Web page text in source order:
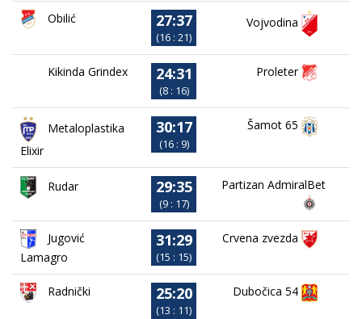
Obilić 27:37
(16 : 21)
Vojvodina
Kikinda Grindex 24:31
(8 : 16)
Proleter
Metaloplastika
Elixir
30:17
(16 : 9)
Šamot 65
Rudar 29:35
(9 : 17)
Partizan AdmiralBet
Jugović
Lamagro
31:29
(15 : 15)
Crvena zvezda
Radnički 25:20
(13 : 11)
Dubočica 54